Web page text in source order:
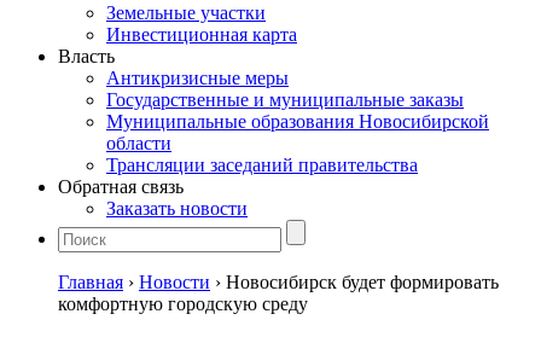
Земельные участки
Инвестиционная карта
Власть
Антикризисные меры
Государственные и муниципальные заказы
Муниципальные образования Новосибирской
области
Трансляции заседаний правительства
Обратная связь
Заказать новости
Главная › Новости › Новосибирск будет формировать
комфортную городскую среду